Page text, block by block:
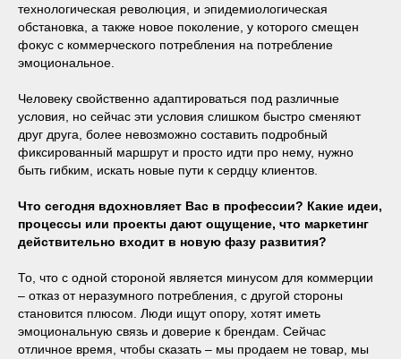
технологическая революция, и эпидемиологическая
обстановка, а также новое поколение, у которого смещен
фокус с коммерческого потребления на потребление
эмоциональное.
Человеку свойственно адаптироваться под различные
условия, но сейчас эти условия слишком быстро сменяют
друг друга, более невозможно составить подробный
фиксированный маршрут и просто идти про нему, нужно
быть гибким, искать новые пути к сердцу клиентов.
Что сегодня вдохновляет Вас в профессии? Какие идеи,
процессы или проекты дают ощущение, что маркетинг
действительно входит в новую фазу развития?
То, что с одной стороной является минусом для коммерции
– отказ от неразумного потребления, с другой стороны
становится плюсом. Люди ищут опору, хотят иметь
эмоциональную связь и доверие к брендам. Сейчас
отличное время, чтобы сказать – мы продаем не товар, мы